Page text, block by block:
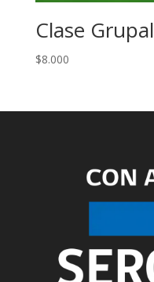
Clase Grupal
$8.000